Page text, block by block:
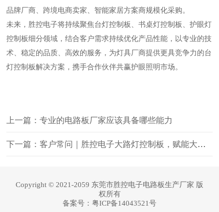
品牌厂商、跨境电商卖家、智能家居方案商规模化采购。
未来，胜控电子将持续聚焦台灯控制板、书桌灯控制板、护眼灯
控制板细分领域，结合客户需求持续优化产品性能，以专业的技
术、稳定的品质、高效的服务，为灯具厂商提供更具竞争力的台
灯控制板解决方案，携手合作伙伴共赢护眼照明市场。
上一篇：专业的电路板厂家应该具备哪些能力
下一篇：客户常问｜胜控电子大路灯控制板，赋能大功率护眼照明新体验
Copyright © 2021-2059 东莞市胜控电子电路板生产厂家 版
权所有
备案号： 粤ICP备14043521号